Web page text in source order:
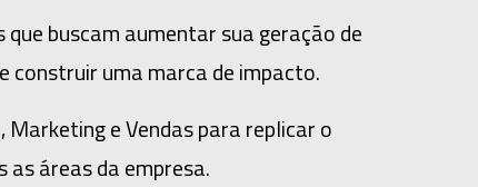
buscam aumentar sua geração de
construir uma marca de impacto.
e Vendas para replicar o
áreas da empresa.